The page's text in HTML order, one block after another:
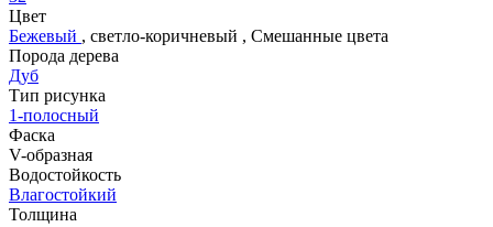
Цвет
Бежевый , светло-коричневый , Смешанные цвета
Порода дерева
Дуб
Тип рисунка
1-полосный
Фаска
V-образная
Водостойкость
Влагостойкий
Толщина